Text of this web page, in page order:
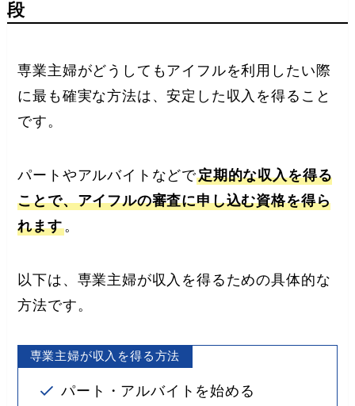
段
専業主婦がどうしてもアイフルを利用したい際
に最も確実な方法は、安定した収入を得ること
です。
パートやアルバイトなどで定期的な収入を得る
ことで、アイフルの審査に申し込む資格を得ら
れます。
以下は、専業主婦が収入を得るための具体的な
方法です。
専業主婦が収入を得る方法
パート・アルバイトを始める